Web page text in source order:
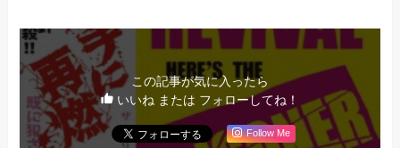
この記事が気に入ったら
いいね または フォローしてね！
Follow Me